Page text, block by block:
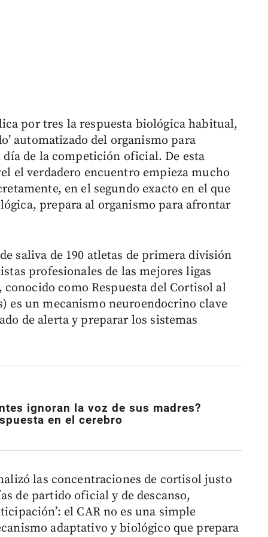
por tres la respuesta biológica habitual,
automatizado del organismo para
de la competición oficial. De esta
el verdadero encuentro empieza mucho
en el segundo exacto en el que
prepara al organismo para afrontar
saliva de 190 atletas de primera división
profesionales de las mejores ligas
como Respuesta del Cortisol al
es un mecanismo neuroendocrino clave
de alerta y preparar los sistemas
ignoran la voz de sus madres?
en el cerebro
las concentraciones de cortisol justo
de partido oficial y de descanso,
el CAR no es una simple
adaptativo y biológico que prepara